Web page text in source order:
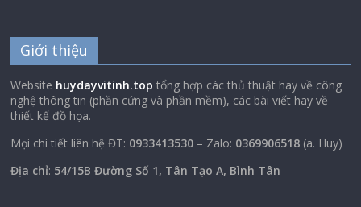
Giới thiệu
Website huydayvitinh.top tổng hợp các thủ thuật hay về công
nghệ thông tin (phần cứng và phần mềm), các bài viết hay về
thiết kế đồ họa.
Mọi chi tiết liên hệ ĐT: 0933413530 – Zalo: 0369906518 (a. Huy)
Địa chỉ: 54/15B Đường Số 1, Tân Tạo A, Bình Tân